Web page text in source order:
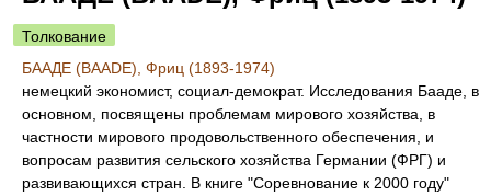
Толкование
БААДЕ (BAADE), Фриц (1893-1974)
немецкий экономист, социал-демократ. Исследования Бааде, в
основном, посвящены проблемам мирового хозяйства, в
частности мирового продовольственного обеспечения, и
вопросам развития сельского хозяйства Германии (ФРГ) и
развивающихся стран. В книге "Соревнование к 2000 году"